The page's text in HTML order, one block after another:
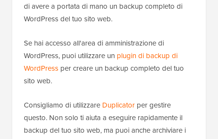
di avere a portata di mano un backup completo di
WordPress del tuo sito web.
Se hai accesso all'area di amministrazione di
WordPress, puoi utilizzare un plugin di backup di
WordPress per creare un backup completo del tuo
sito web.
Consigliamo di utilizzare Duplicator per gestire
questo. Non solo ti aiuta a eseguire rapidamente il
backup del tuo sito web, ma puoi anche archiviare i